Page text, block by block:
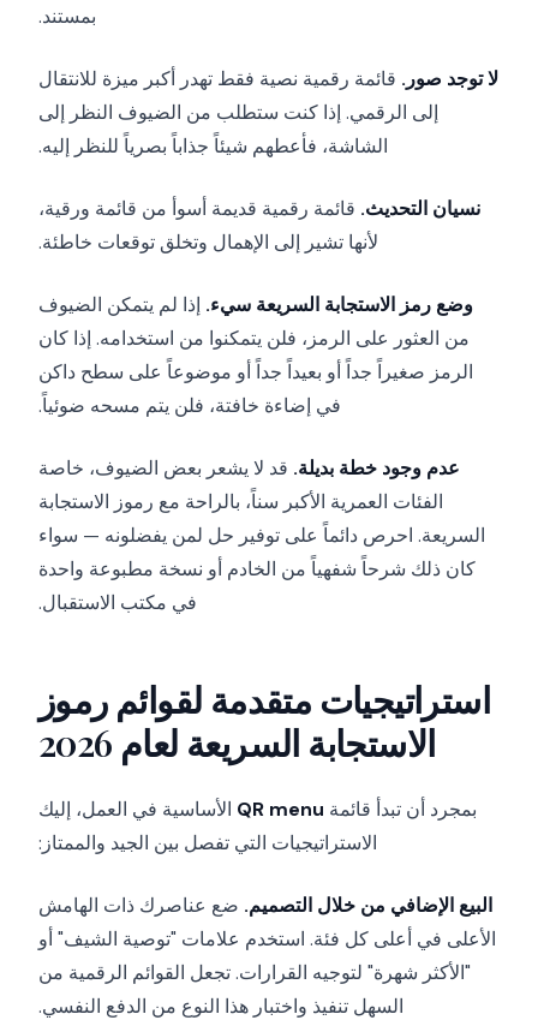
بمستند.
لا توجد صور. قائمة رقمية نصية فقط تهدر أكبر ميزة للانتقال
إلى الرقمي. إذا كنت ستطلب من الضيوف النظر إلى
الشاشة، فأعطهم شيئاً جذاباً بصرياً للنظر إليه.
نسيان التحديث. قائمة رقمية قديمة أسوأ من قائمة ورقية،
لأنها تشير إلى الإهمال وتخلق توقعات خاطئة.
وضع رمز الاستجابة السريعة سيء. إذا لم يتمكن الضيوف
من العثور على الرمز، فلن يتمكنوا من استخدامه. إذا كان
الرمز صغيراً جداً أو بعيداً جداً أو موضوعاً على سطح داكن
في إضاءة خافتة، فلن يتم مسحه ضوئياً.
عدم وجود خطة بديلة. قد لا يشعر بعض الضيوف، خاصة
الفئات العمرية الأكبر سناً، بالراحة مع رموز الاستجابة
السريعة. احرص دائماً على توفير حل لمن يفضلونه — سواء
كان ذلك شرحاً شفهياً من الخادم أو نسخة مطبوعة واحدة
في مكتب الاستقبال.
استراتيجيات متقدمة لقوائم رموز
الاستجابة السريعة لعام 2026
بمجرد أن تبدأ قائمة QR menu الأساسية في العمل، إليك
الاستراتيجيات التي تفصل بين الجيد والممتاز:
البيع الإضافي من خلال التصميم. ضع عناصرك ذات الهامش
الأعلى في أعلى كل فئة. استخدم علامات "توصية الشيف" أو
"الأكثر شهرة" لتوجيه القرارات. تجعل القوائم الرقمية من
السهل تنفيذ واختبار هذا النوع من الدفع النفسي.